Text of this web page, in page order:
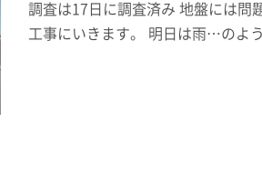
調査は17日に調査済み 地盤には問
工事にいきます。 明日は雨…のよ